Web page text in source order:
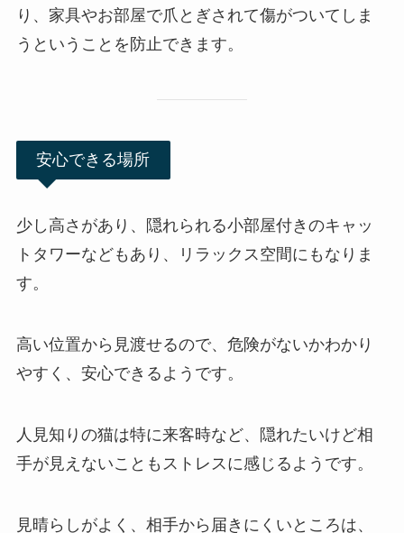
り、家具やお部屋で爪とぎされて傷がついてしま
うということを防止できます。
安心できる場所
少し高さがあり、隠れられる小部屋付きのキャッ
トタワーなどもあり、リラックス空間にもなりま
す。
高い位置から見渡せるので、危険がないかわかり
やすく、安心できるようです。
人見知りの猫は特に来客時など、隠れたいけど相
手が見えないこともストレスに感じるようです。
見晴らしがよく、相手から届きにくいところは、